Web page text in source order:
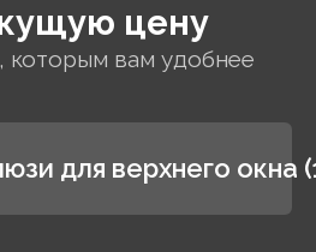
цену
которым вам удобнее
для верхнего окна